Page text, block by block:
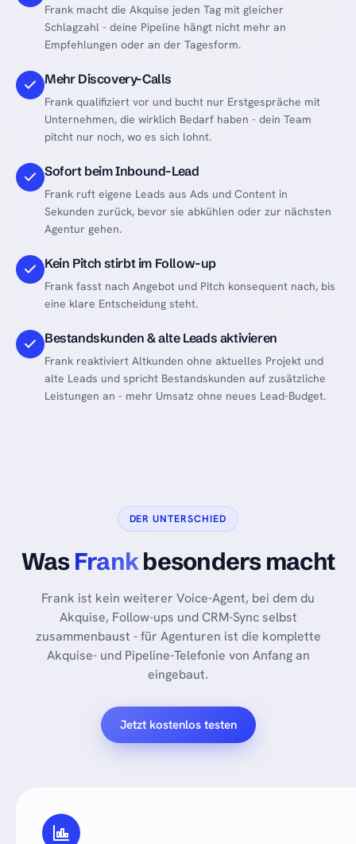
Frank macht die Akquise jeden Tag mit gleicher
Schlagzahl - deine Pipeline hängt nicht mehr an
Empfehlungen oder an der Tagesform.
Mehr Discovery-Calls
Frank qualifiziert vor und bucht nur Erstgespräche mit
Unternehmen, die wirklich Bedarf haben - dein Team
pitcht nur noch, wo es sich lohnt.
Sofort beim Inbound-Lead
Frank ruft eigene Leads aus Ads und Content in
Sekunden zurück, bevor sie abkühlen oder zur nächsten
Agentur gehen.
Kein Pitch stirbt im Follow-up
Frank fasst nach Angebot und Pitch konsequent nach, bis
eine klare Entscheidung steht.
Bestandskunden & alte Leads aktivieren
Frank reaktiviert Altkunden ohne aktuelles Projekt und
alte Leads und spricht Bestandskunden auf zusätzliche
Leistungen an - mehr Umsatz ohne neues Lead-Budget.
DER UNTERSCHIED
WasFrankbesonders macht
Frank ist kein weiterer Voice-Agent, bei dem du
Akquise, Follow-ups und CRM-Sync selbst
zusammenbaust - für Agenturen ist die komplette
Akquise- und Pipeline-Telefonie von Anfang an
eingebaut.
Jetzt kostenlos testen